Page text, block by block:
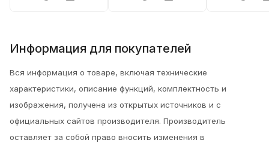
Информация для покупателей
Вся информация о товаре, включая технические
характеристики, описание функций, комплектность и
изображения, получена из открытых источников и с
официальных сайтов производителя. Производитель
оставляет за собой право вносить изменения в